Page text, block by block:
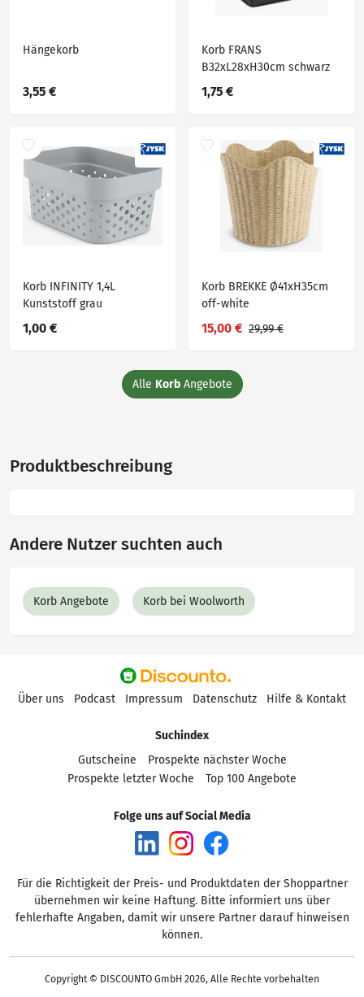
Hängekorb
3,55 €
Korb FRANS
B32xL28xH30cm schwarz
1,75 €
Korb INFINITY 1,4L
Kunststoff grau
1,00 €
Korb BREKKE Ø41xH35cm
off-white
15,00 € 29,99 €
Alle KorbAngebote
Produktbeschreibung
Andere Nutzer suchten auch
Korb Angebote Korb bei Woolworth
Über uns Podcast Impressum Datenschutz Hilfe & Kontakt
Suchindex
Gutscheine
Prospekte nächster Woche
Prospekte letzter Woche
Top 100 Angebote
Folge uns auf Social Media
Für die Richtigkeit der Preis- und Produktdaten der Shoppartner
übernehmen wir keine Haftung. Bitte informiert uns über
fehlerhafte Angaben, damit wir unsere Partner darauf hinweisen
können.
Copyright © DISCOUNTO GmbH 2026, Alle Rechte vorbehalten